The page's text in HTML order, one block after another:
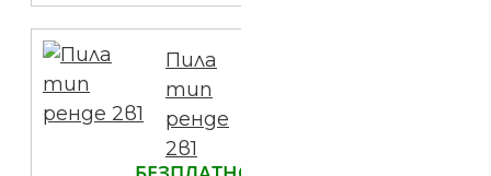
Пила
тип
ренде
2в1